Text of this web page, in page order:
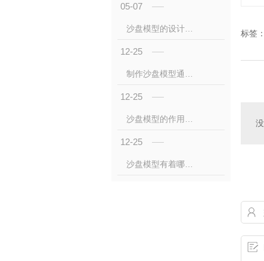
05-07
沙盘模型的设计原则和要求是什么
12-25
12-25
12-25
沙盘模型有着哪些核心的技术？
标签：